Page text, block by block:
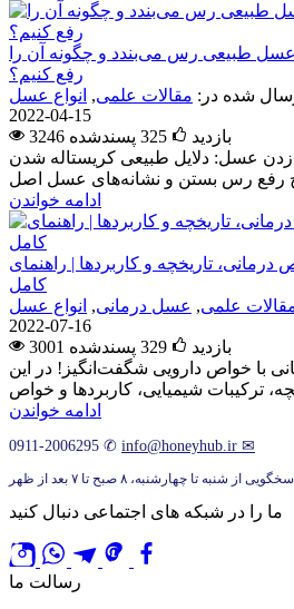
طبیعی رس می‌بندد و چگونه آن را
رفع کنیم؟
شده در: مقالات علمی, انواع عسل
2022-04-15
3246 بازدید
325 پسندشده
عسل: دلایل طبیعی کریستاله شدن
ادامه خواندن
درمانی، تاریخچه و کاربردها | راهنمای
کامل
علمی, عسل درمانی, انواع عسل
2022-07-16
3001 بازدید
329 پسندشده
با خواص دارویی شگفت‌انگیز! در این
ادامه خواندن
0911-2006295 ✆ info@honeyhub.ir ✉
از شنبه تا چهارشنبه، ۸ صبح تا ۷ بعد از ظهر
ما را در شبکه های اجتماعی دنبال کنید
رسالت ما